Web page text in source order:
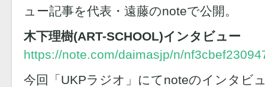
ュー記事を代表・遠藤のnoteで公開。
木下理樹(ART-SCHOOL)インタビュー
https://note.com/daimasjp/n/
今回「UKPラジオ」にてnoteのインタビ